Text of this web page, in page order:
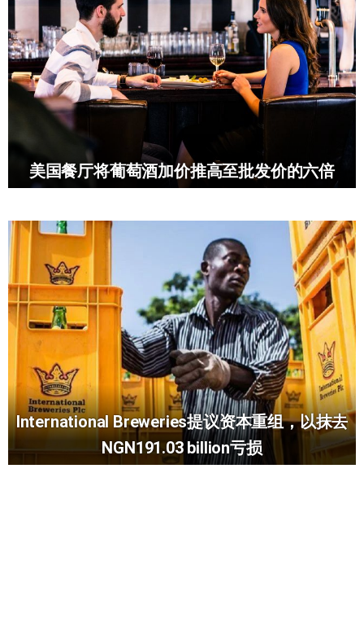
美国餐厅将葡萄酒加价推高至批发价的六倍
International Breweries提议资本重组，以抹去
NGN191.03 billion亏损